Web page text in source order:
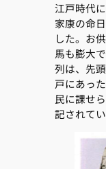
江戸時代
家康の命
した。お
馬も膨大
列は、先
戸にあっ
民に課せ
記されてい